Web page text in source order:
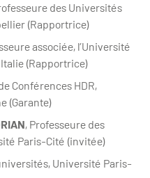
des Universités
(Rapportrice)
associée, l’Université
(Rapportrice)
Conférences HDR,
(Garante)
, Professeure des
Paris-Cité (invitée)
Université Paris-